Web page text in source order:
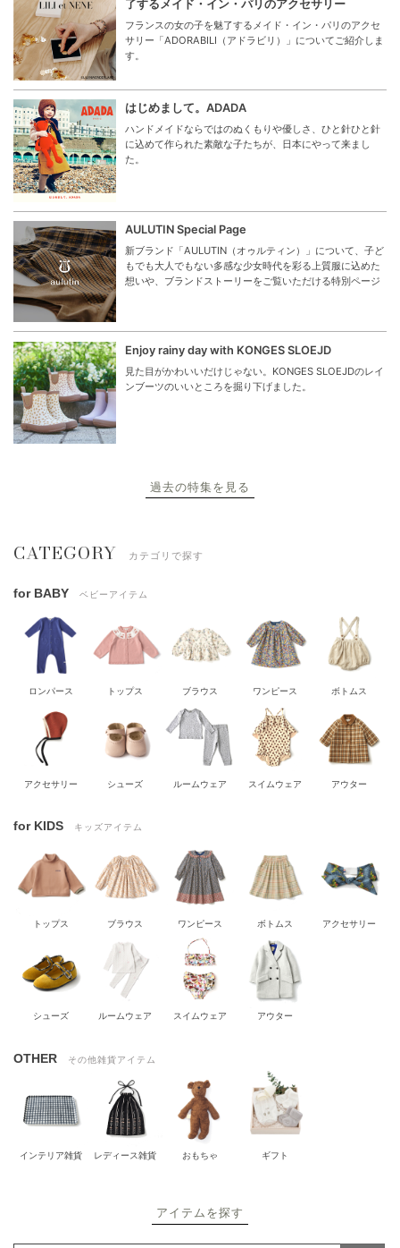
了するメイド・イン・パリのアクセサリー
フランスの女の子を魅了するメイド・イン・パリのアクセ
サリー「ADORABILI（アドラビリ）」についてご紹介しま
す。
はじめまして。ADADA
ハンドメイドならではのぬくもりや優しさ、ひと針ひと針
に込めて作られた素敵な子たちが、日本にやって来まし
た。
AULUTIN Special Page
新ブランド「AULUTIN（オゥルティン）」について、子ど
もでも大人でもない多感な少女時代を彩る上質服に込めた
想いや、ブランドストーリーをご覧いただける特別ページ
Enjoy rainy day with KONGES SLOEJD
見た目がかわいいだけじゃない。KONGES SLOEJDのレイ
ンブーツのいいところを掘り下げました。
過去の特集を見る
CATEGORY カテゴリで探す
for BABY ベビーアイテム
ロンパース トップス ブラウス ワンピース ボトムス
アクセサリー シューズ ルームウェア スイムウェア アウター
for KIDS キッズアイテム
トップス ブラウス ワンピース ボトムス アクセサリー
シューズ ルームウェア スイムウェア アウター
OTHER その他雑貨アイテム
インテリア雑貨 レディース雑貨 おもちゃ ギフト
アイテムを探す